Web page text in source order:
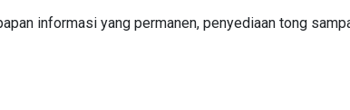
informasi yang permanen, penyediaan tong